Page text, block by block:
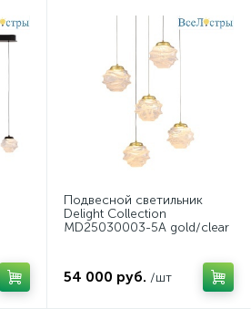
Подвесной светильник
Delight Collection
MD25030003-5A gold/clear
54 000 руб. /шт